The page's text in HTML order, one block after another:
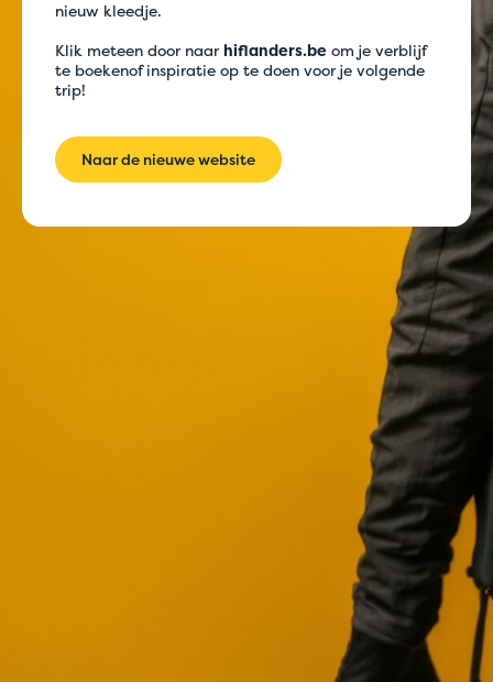
nieuw kleedje.
Klik meteen door naar hiflanders.be om je verblijf
te boekenof inspiratie op te doen voor je volgende
trip!
Naar de nieuwe website